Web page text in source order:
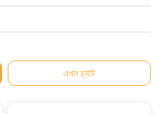
এখন চ্যাট